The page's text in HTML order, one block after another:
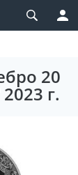
20
г.